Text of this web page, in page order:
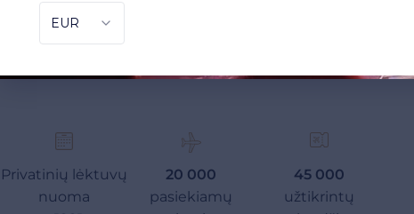
Privatinių lėktuvų
nuoma
20 000
pasiekiamų
45 000
užtikrintų